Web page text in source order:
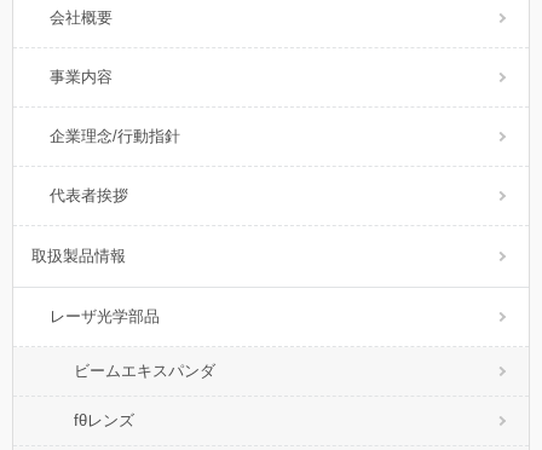
会社概要
事業内容
企業理念/行動指針
代表者挨拶
取扱製品情報
レーザ光学部品
ビームエキスパンダ
fθレンズ